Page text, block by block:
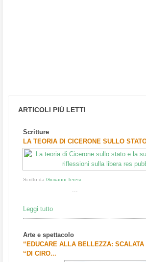
ARTICOLI PIÙ LETTI
Scritture
LA TEORIA DI CICERONE SULLO
Scritto da Giovanni Teresi
...
Leggi tutto
Arte e spettacolo
“EDUCARE ALLA BELLEZZA:
“DI CIRO...